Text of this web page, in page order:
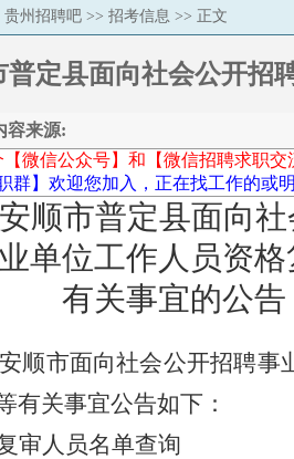
贵州招聘吧 >> 招考信息 >> 正文
普定县面向社会公开招
容来源:
微信公众号】和【微信招聘求职
群】欢迎您加入，正在找工作的
安顺市普定县面向
单位工作人员资
有关事宜的公告
顺市面向社会公开招聘事
有关事宜公告如下：
审人员名单查询